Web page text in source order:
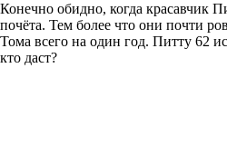
Конечно обидно, когда красавчик
почёта. Тем более что они почти
Тома всего на один год. Питту 62
кто даст?